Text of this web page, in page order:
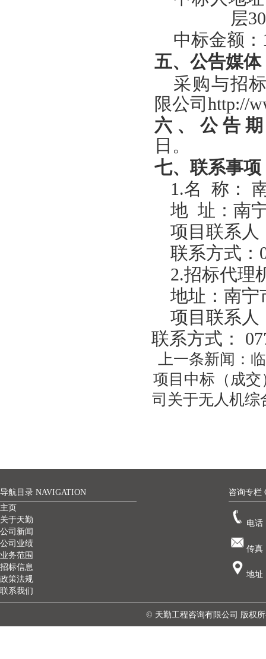
层
中标金额：
五、公告媒体
采购与招
限公司http://
六、公告
日。
七、联系事项
1.名 称：
地 址：南
项目联系人
联系方式：
2.招标代理
地址：南宁
项目联系人
联系方式：
上一条新闻：
项目中标（成
司关于无人机综
导航目录 NAVIGATION
主页
关于天勤
公司新闻
公司业绩
业务范围
招标信息
政策法规
联系我们
咨询专栏
电话
传真
地址
© 天勤工程咨询有限公司 版权